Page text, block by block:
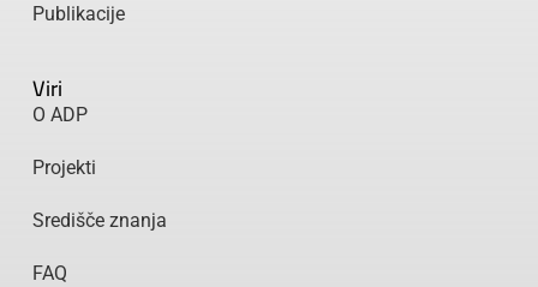
Publikacije
Viri
O ADP
Projekti
Središče znanja
FAQ